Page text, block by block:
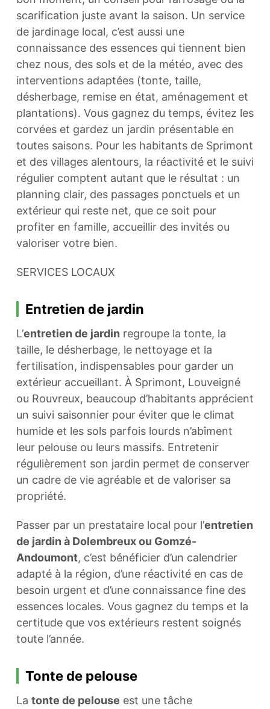
scarification juste avant la saison. Un service
de jardinage local, c’est aussi une
connaissance des essences qui tiennent bien
chez nous, des sols et de la météo, avec des
interventions adaptées (tonte, taille,
désherbage, remise en état, aménagement et
plantations). Vous gagnez du temps, évitez les
corvées et gardez un jardin présentable en
toutes saisons. Pour les habitants de Sprimont
et des villages alentours, la réactivité et le suivi
régulier comptent autant que le résultat : un
planning clair, des passages ponctuels et un
extérieur qui reste net, que ce soit pour
profiter en famille, accueillir des invités ou
valoriser votre bien.
SERVICES LOCAUX
Entretien de jardin
L’entretien de jardin regroupe la tonte, la
taille, le désherbage, le nettoyage et la
fertilisation, indispensables pour garder un
extérieur accueillant. À Sprimont, Louveigné
ou Rouvreux, beaucoup d’habitants apprécient
un suivi saisonnier pour éviter que le climat
humide et les sols parfois lourds n’abîment
leur pelouse ou leurs massifs. Entretenir
régulièrement son jardin permet de conserver
un cadre de vie agréable et de valoriser sa
propriété.
Passer par un prestataire local pour l’entretien
de jardin à Dolembreux ou Gomzé-
Andoumont, c’est bénéficier d’un calendrier
adapté à la région, d’une réactivité en cas de
besoin urgent et d’une connaissance fine des
essences locales. Vous gagnez du temps et la
certitude que vos extérieurs restent soignés
toute l’année.
Tonte de pelouse
La tonte de pelouse est une tâche